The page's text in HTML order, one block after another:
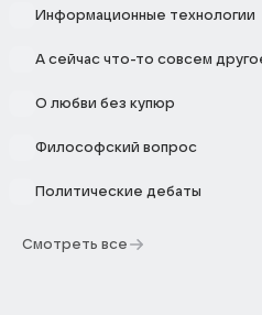
Информационные технологии
А сейчас что-то совсем
О любви без купюр
Философский вопрос
Политические дебаты
Смотреть все